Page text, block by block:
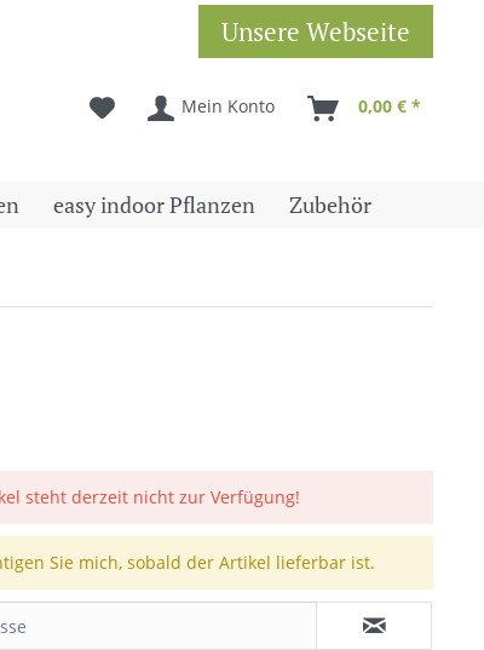
Unsere Webseite
Mein Konto 0,00 € *
easy indoor Pflanzen Zubehör
steht derzeit nicht zur Verfügung!
Sie mich, sobald der Artikel lieferbar ist.